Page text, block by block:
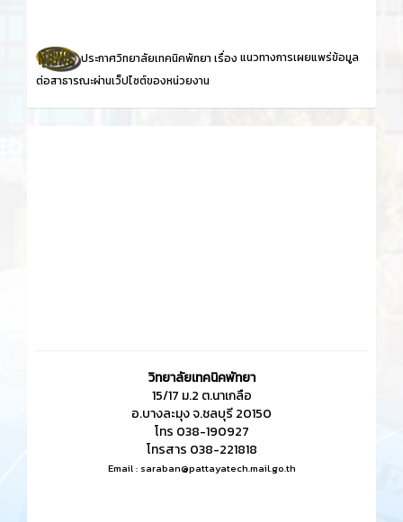
ประกาศวิทยาลัยเทคนิคพัทยา เรื่อง แนวทางการเผยแพร่ข้อมูล
ต่อสาธารณะผ่านเว็ปไซต์ของหน่วยงาน
วิทยาลัยเทคนิคพัทยา
15/17 ม.2 ต.นาเกลือ
อ.บางละมุง จ.ชลบุรี 20150
โทร 038-190927
โทรสาร 038-221818
Email : saraban@pattayatech.mail.go.th